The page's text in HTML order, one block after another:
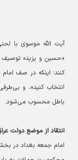
آیت الله موسوی با
«حسین و یزید»
کنند؛ اینکه در صف
انتخاب کنید»، و
باطل محسوب می‌شود.
انتقاد از موضع دولت عراق
امام جمعه بغداد در بخش